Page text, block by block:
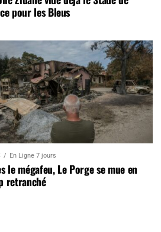
pour les Bleus
En Ligne 7 jours
le mégafeu, Le Porge se mue en
retranché